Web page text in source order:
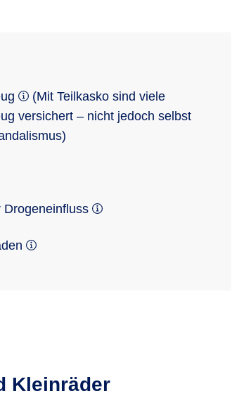
(Mit Teilkasko sind viele
versichert – nicht jedoch selbst
Drogeneinfluss
Kleinräder